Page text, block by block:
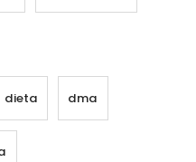
dieta dma